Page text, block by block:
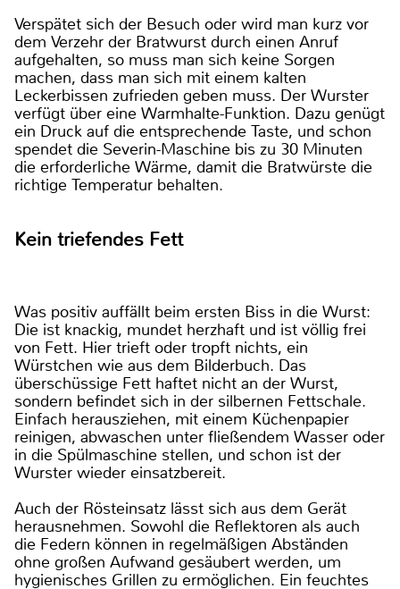
Verspätet sich der Besuch oder wird man kurz vor
dem Verzehr der Bratwurst durch einen Anruf
aufgehalten, so muss man sich keine Sorgen
machen, dass man sich mit einem kalten
Leckerbissen zufrieden geben muss. Der Wurster
verfügt über eine Warmhalte-Funktion. Dazu genügt
ein Druck auf die entsprechende Taste, und schon
spendet die Severin-Maschine bis zu 30 Minuten
die erforderliche Wärme, damit die Bratwürste die
richtige Temperatur behalten.
Kein triefendes Fett
Was positiv auffällt beim ersten Biss in die Wurst:
Die ist knackig, mundet herzhaft und ist völlig frei
von Fett. Hier trieft oder tropft nichts, ein
Würstchen wie aus dem Bilderbuch. Das
überschüssige Fett haftet nicht an der Wurst,
sondern befindet sich in der silbernen Fettschale.
Einfach herausziehen, mit einem Küchenpapier
reinigen, abwaschen unter fließendem Wasser oder
in die Spülmaschine stellen, und schon ist der
Wurster wieder einsatzbereit.
Auch der Rösteinsatz lässt sich aus dem Gerät
herausnehmen. Sowohl die Reflektoren als auch
die Federn können in regelmäßigen Abständen
ohne großen Aufwand gesäubert werden, um
hygienisches Grillen zu ermöglichen. Ein feuchtes